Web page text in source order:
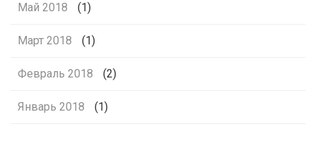
Май 2018 (1)
Март 2018 (1)
Февраль 2018 (2)
Январь 2018 (1)